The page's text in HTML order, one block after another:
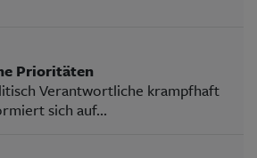
Prioritäten
Verantwortliche krampfhaft
sich auf...